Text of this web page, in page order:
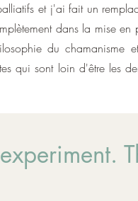
et j'ai fait un
dans la mise
du chamanisme
qui sont loin d'être les